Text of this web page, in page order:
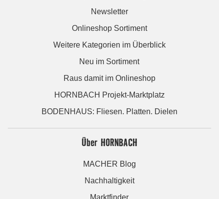
Newsletter
Onlineshop Sortiment
Weitere Kategorien im Überblick
Neu im Sortiment
Raus damit im Onlineshop
HORNBACH Projekt-Marktplatz
BODENHAUS: Fliesen. Platten. Dielen
Über HORNBACH
MACHER Blog
Nachhaltigkeit